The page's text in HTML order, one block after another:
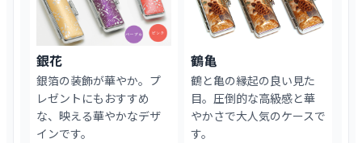
銀花
銀箔の装飾が華やか。プ
レゼントにもおすすめ
な、映える華やかなデザ
インです。
鶴亀
鶴と亀の縁起の良い見た
目。圧倒的な高級感と華
やかさで大人気のケースで
す。